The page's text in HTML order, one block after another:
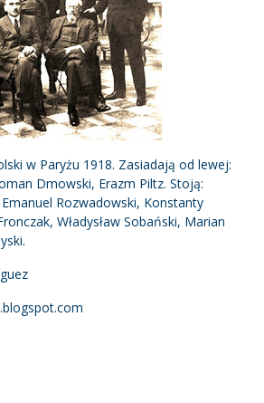
w Paryżu 1918. Zasiadają od lewej:
Dmowski, Erazm Piltz. Stoją:
Emanuel Rozwadowski, Konstanty
Władysław Sobański, Marian